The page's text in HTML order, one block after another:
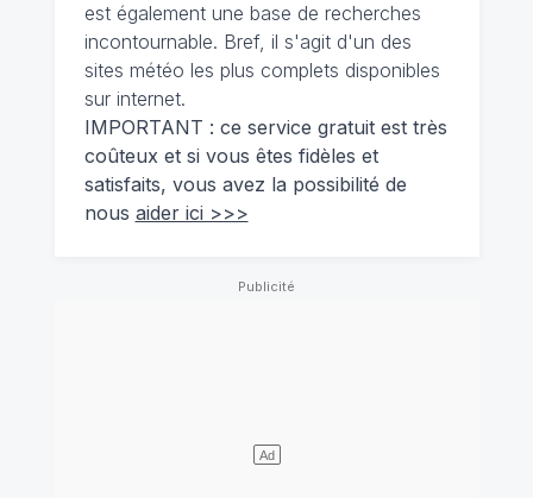
est également une base de recherches
incontournable. Bref, il s'agit d'un des
sites météo les plus complets disponibles
sur internet.
IMPORTANT : ce service gratuit est très
coûteux et si vous êtes fidèles et
satisfaits, vous avez la possibilité de
nous aider ici >>>